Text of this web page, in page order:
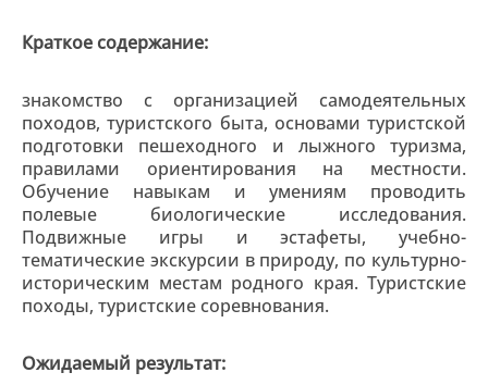
Краткое содержание:
знакомство с организацией самодеятельных
походов, туристского быта, основами туристской
подготовки пешеходного и лыжного туризма,
правилами ориентирования на местности.
Обучение навыкам и умениям проводить
полевые биологические исследования.
Подвижные игры и эстафеты, учебно-
тематические экскурсии в природу, по культурно-
историческим местам родного края. Туристские
походы, туристские соревнования.
Ожидаемый результат: